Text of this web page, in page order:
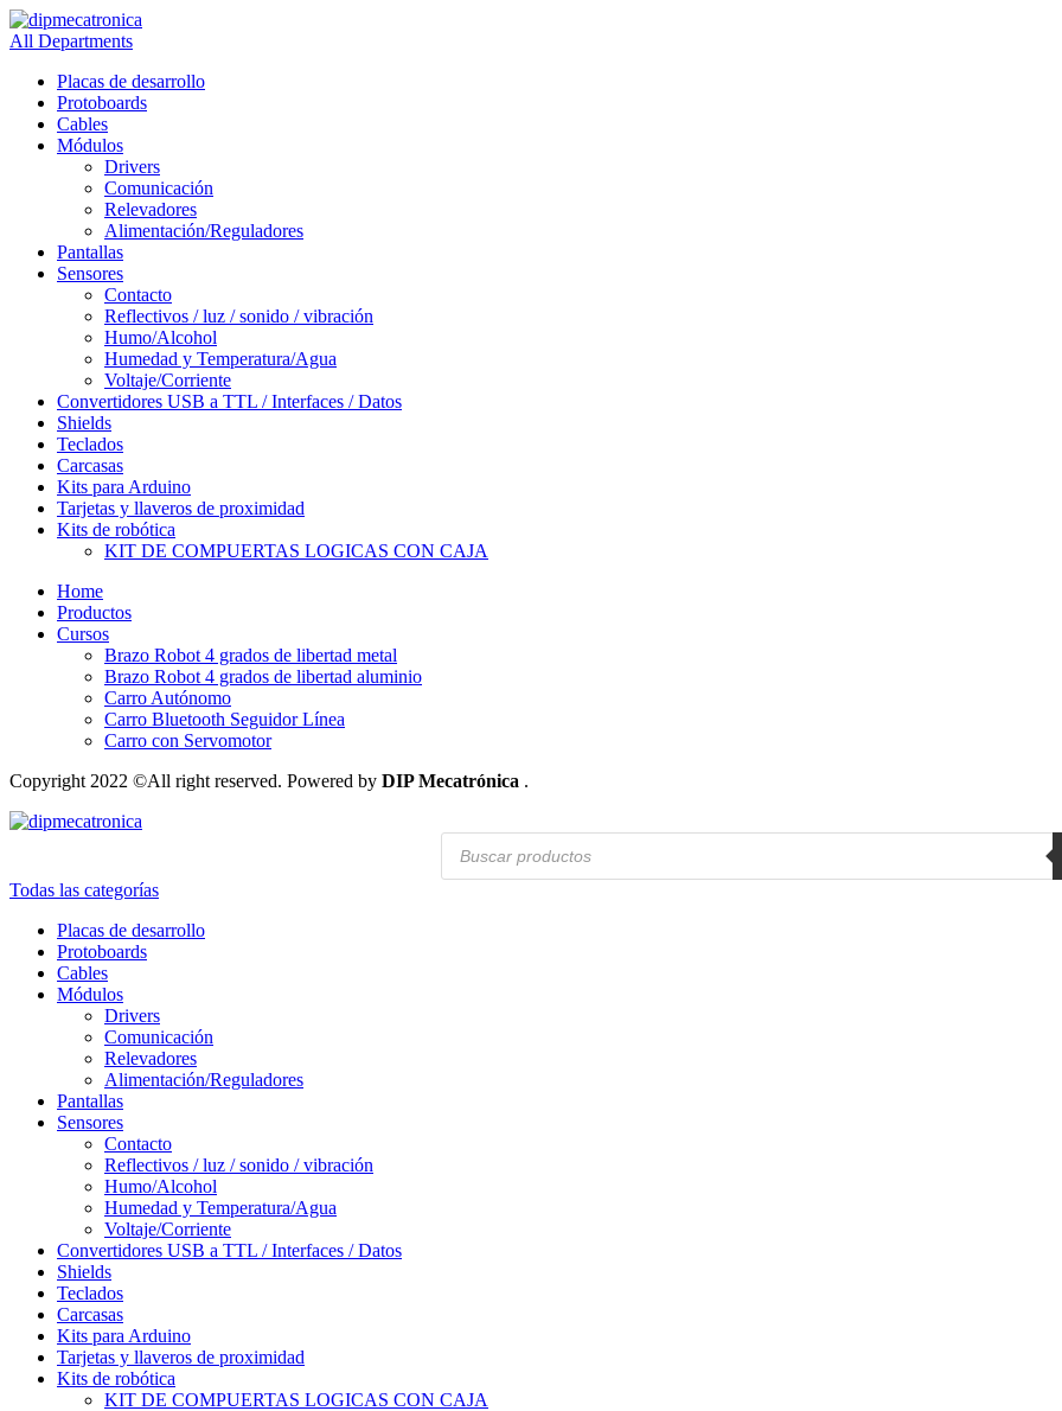
All Departments
Placas de desarrollo
Protoboards
Cables
Módulos
Drivers
Comunicación
Relevadores
Alimentación/Reguladores
Pantallas
Sensores
Contacto
Reflectivos / luz / sonido / vibración
Humo/Alcohol
Humedad y Temperatura/Agua
Voltaje/Corriente
Convertidores USB a TTL / Interfaces / Datos
Shields
Teclados
Carcasas
Kits para Arduino
Tarjetas y llaveros de proximidad
Kits de robótica
KIT DE COMPUERTAS LOGICAS CON CAJA
Home
Productos
Cursos
Brazo Robot 4 grados de libertad metal
Brazo Robot 4 grados de libertad aluminio
Carro Autónomo
Carro Bluetooth Seguidor Línea
Carro con Servomotor
Copyright 2022 ©All right reserved. Powered by DIP Mecatrónica .
Búsqueda
productos
Todas las categorías
Placas de desarrollo
Protoboards
Cables
Módulos
Drivers
Comunicación
Relevadores
Alimentación/Reguladores
Pantallas
Sensores
Contacto
Reflectivos / luz / sonido / vibración
Humo/Alcohol
Humedad y Temperatura/Agua
Voltaje/Corriente
Convertidores USB a TTL / Interfaces / Datos
Shields
Teclados
Carcasas
Kits para Arduino
Tarjetas y llaveros de proximidad
Kits de robótica
KIT DE COMPUERTAS LOGICAS CON CAJA